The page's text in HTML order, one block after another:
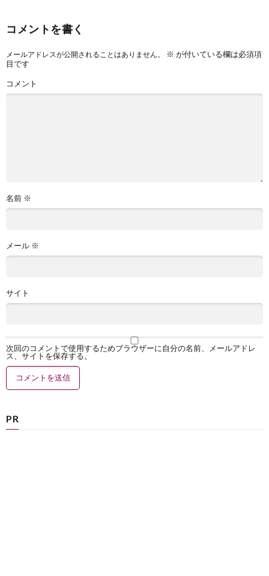
コメントを書く
メールアドレスが公開されることはありません。 ※ が付いている欄は必須項
目です
コメント
名前 ※
メール ※
サイト
次回のコメントで使用するためブラウザーに自分の名前、メールアドレ
ス、サイトを保存する。
PR